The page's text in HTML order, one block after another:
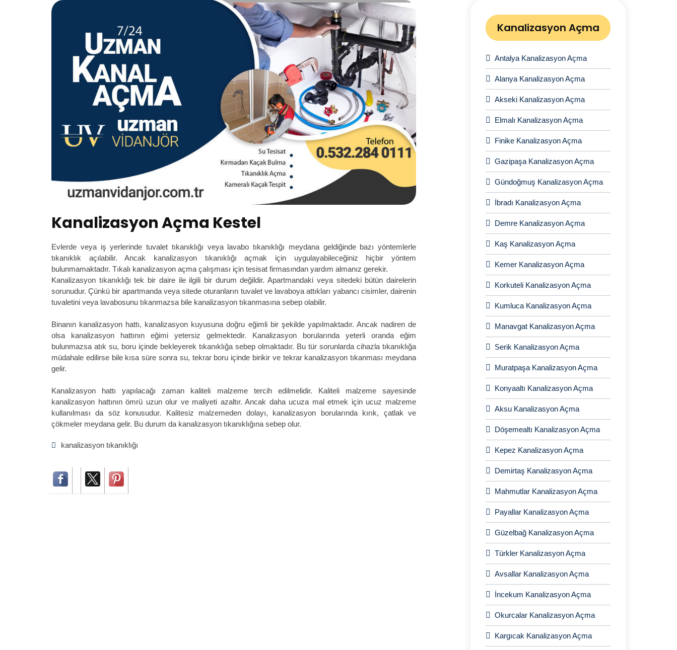
Kanalizasyon Açma Kestel
Evlerde veya iş yerlerinde tuvalet tıkanıklığı veya lavabo tıkanıklığı meydana geldiğinde bazı yöntemlerle
tıkanıklık açılabilir. Ancak kanalizasyon tıkanıklığı açmak için uygulayabileceğiniz hiçbir yöntem
bulunmamaktadır. Tıkalı kanalizasyon açma çalışması için tesisat firmasından yardım almanız gerekir.
Kanalizasyon tıkanıklığı tek bir daire ile ilgili bir durum değildir. Apartmandaki veya sitedeki bütün dairelerin
sorunudur. Çünkü bir apartmanda veya sitede oturanların tuvalet ve lavaboya attıkları yabancı cisimler, dairenin
tuvaletini veya lavabosunu tıkanmazsa bile kanalizasyon tıkanmasına sebep olabilir.
Binanın kanalizasyon hattı, kanalizasyon kuyusuna doğru eğimli bir şekilde yapılmaktadır. Ancak nadiren de
olsa kanalizasyon hattının eğimi yetersiz gelmektedir. Kanalizasyon borularında yeterli oranda eğim
bulunmazsa atık su, boru içinde bekleyerek tıkanıklığa sebep olmaktadır. Bu tür sorunlarda cihazla tıkanıklığa
müdahale edilirse bile kısa süre sonra su, tekrar boru içinde birikir ve tekrar kanalizasyon tıkanması meydana
gelir.
Kanalizasyon hattı yapılacağı zaman kaliteli malzeme tercih edilmelidir. Kaliteli malzeme sayesinde
kanalizasyon hattının ömrü uzun olur ve maliyeti azaltır. Ancak daha ucuza mal etmek için ucuz malzeme
kullanılması da söz konusudur. Kalitesiz malzemeden dolayı, kanalizasyon borularında kırık, çatlak ve
çökmeler meydana gelir. Bu durum da kanalizasyon tıkanıklığına sebep olur.
kanalizasyon tıkanıklığı
Kanalizasyon Açma
Antalya Kanalizasyon Açma
Alanya Kanalizasyon Açma
Akseki Kanalizasyon Açma
Elmalı Kanalizasyon Açma
Finike Kanalizasyon Açma
Gazipaşa Kanalizasyon Açma
Gündoğmuş Kanalizasyon Açma
İbradı Kanalizasyon Açma
Demre Kanalizasyon Açma
Kaş Kanalizasyon Açma
Kemer Kanalizasyon Açma
Korkuteli Kanalizasyon Açma
Kumluca Kanalizasyon Açma
Manavgat Kanalizasyon Açma
Serik Kanalizasyon Açma
Muratpaşa Kanalizasyon Açma
Konyaaltı Kanalizasyon Açma
Aksu Kanalizasyon Açma
Döşemealtı Kanalizasyon Açma
Kepez Kanalizasyon Açma
Demirtaş Kanalizasyon Açma
Mahmutlar Kanalizasyon Açma
Payallar Kanalizasyon Açma
Güzelbağ Kanalizasyon Açma
Türkler Kanalizasyon Açma
Avsallar Kanalizasyon Açma
İncekum Kanalizasyon Açma
Okurcalar Kanalizasyon Açma
Kargıcak Kanalizasyon Açma